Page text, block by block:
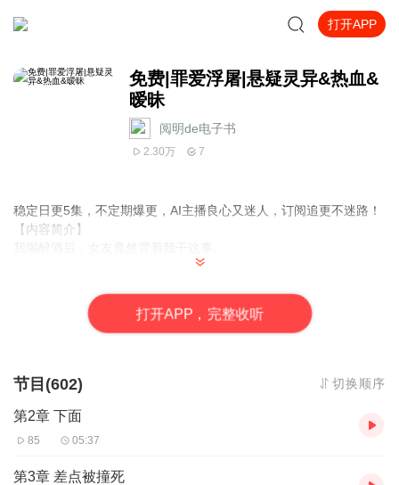
打开APP
免费|罪爱浮屠|悬疑灵异&热血&
暧昧
阅明de电子书
2.30万 7
稳定日更5集，不定期爆更，AI主播良心又迷人，订阅追更不迷路！
【内容简介】
作者：叫我道哥
打开APP，完整收听
节目(602) 切换顺序
第2章 下面
85 05:37
第3章 差点被撞死